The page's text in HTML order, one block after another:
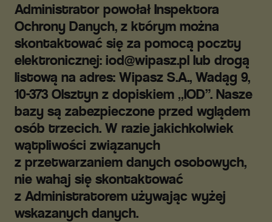
Administrator powołał Inspektora
Ochrony Danych, z którym można
skontaktować się za pomocą poczty
elektronicznej: iod@wipasz.pl lub drogą
listową na adres: Wipasz S.A., Wadąg 9,
10-373 Olsztyn z dopiskiem „IOD”. Nasze
bazy są zabezpieczone przed wglądem
osób trzecich. W razie jakichkolwiek
wątpliwości związanych
z przetwarzaniem danych osobowych,
nie wahaj się skontaktować
z Administratorem używając wyżej
wskazanych danych.